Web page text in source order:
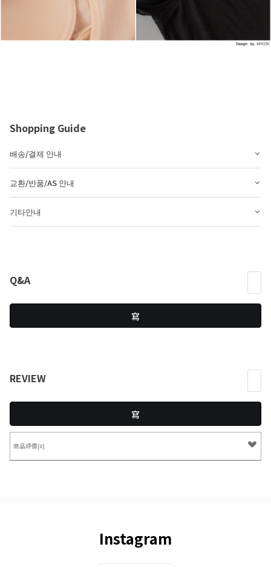
Shopping Guide
배송/결제 안내
교환/반품/AS 안내
기타안내
Q&A
寫
REVIEW
寫
商品評價 [0]
Instagram